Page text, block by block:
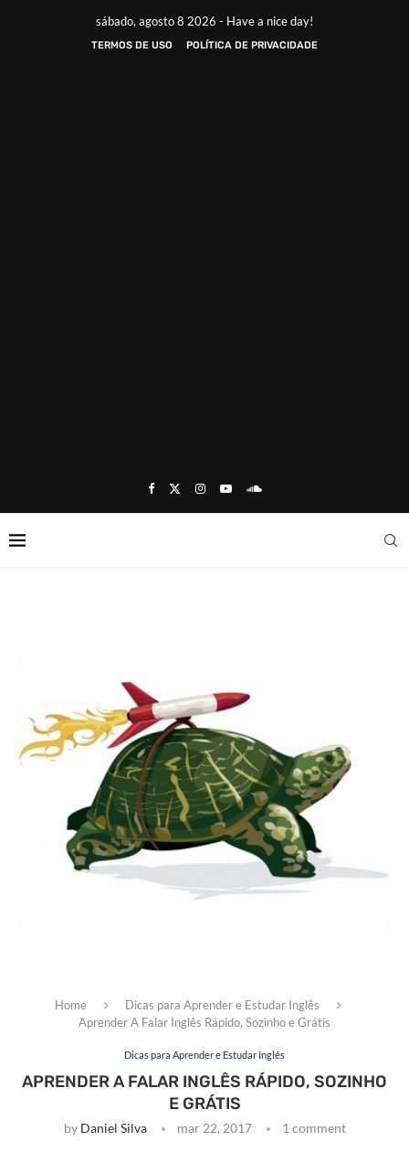
sábado, agosto 8 2026 - Have a nice day!
TERMOS DE USO POLÍTICA DE PRIVACIDADE
Home
Dicas para Aprender e Estudar Inglês
Aprender A Falar Inglês Rápido, Sozinho e Grátis
Dicas para Aprender e Estudar Inglês
APRENDER A FALAR INGLÊS RÁPIDO, SOZINHO
E GRÁTIS
by Daniel Silva mar 22, 2017 1 comment